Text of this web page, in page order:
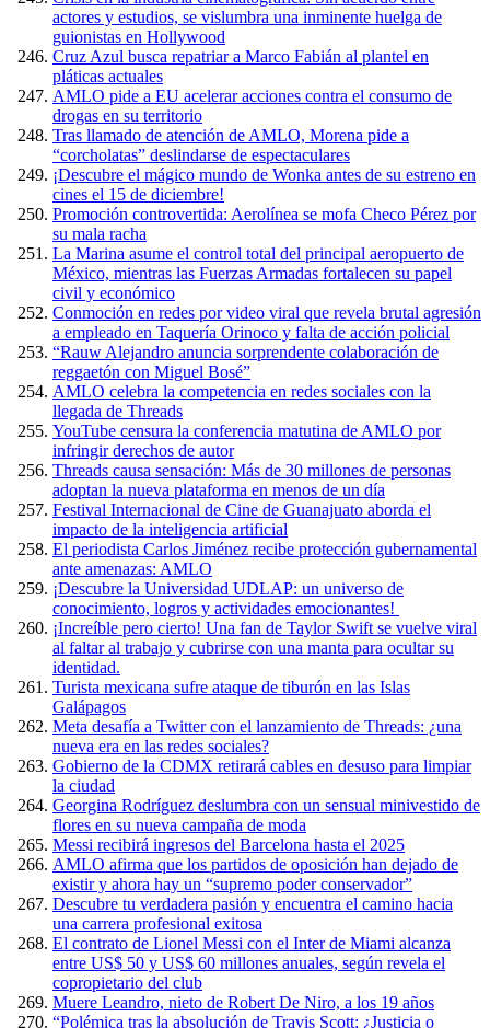
actores y estudios, se vislumbra una inminente huelga de
guionistas en Hollywood
Cruz Azul busca repatriar a Marco Fabián al plantel en
pláticas actuales
AMLO pide a EU acelerar acciones contra el consumo de
drogas en su territorio
Tras llamado de atención de AMLO, Morena pide a
“corcholatas” deslindarse de espectaculares
¡Descubre el mágico mundo de Wonka antes de su estreno en
cines el 15 de diciembre!
Promoción controvertida: Aerolínea se mofa Checo Pérez por
su mala racha
La Marina asume el control total del principal aeropuerto de
México, mientras las Fuerzas Armadas fortalecen su papel
civil y económico
Conmoción en redes por video viral que revela brutal agresión
a empleado en Taquería Orinoco y falta de acción policial
“Rauw Alejandro anuncia sorprendente colaboración de
reggaetón con Miguel Bosé”
AMLO celebra la competencia en redes sociales con la
llegada de Threads
YouTube censura la conferencia matutina de AMLO por
infringir derechos de autor
Threads causa sensación: Más de 30 millones de personas
adoptan la nueva plataforma en menos de un día
Festival Internacional de Cine de Guanajuato aborda el
impacto de la inteligencia artificial
El periodista Carlos Jiménez recibe protección gubernamental
ante amenazas: AMLO
¡Descubre la Universidad UDLAP: un universo de
conocimiento, logros y actividades emocionantes!
¡Increíble pero cierto! Una fan de Taylor Swift se vuelve viral
al faltar al trabajo y cubrirse con una manta para ocultar su
identidad.
Turista mexicana sufre ataque de tiburón en las Islas
Galápagos
Meta desafía a Twitter con el lanzamiento de Threads: ¿una
nueva era en las redes sociales?
Gobierno de la CDMX retirará cables en desuso para limpiar
la ciudad
Georgina Rodríguez deslumbra con un sensual minivestido de
flores en su nueva campaña de moda
Messi recibirá ingresos del Barcelona hasta el 2025
AMLO afirma que los partidos de oposición han dejado de
existir y ahora hay un “supremo poder conservador”
Descubre tu verdadera pasión y encuentra el camino hacia
una carrera profesional exitosa
El contrato de Lionel Messi con el Inter de Miami alcanza
entre US$ 50 y US$ 60 millones anuales, según revela el
copropietario del club
Muere Leandro, nieto de Robert De Niro, a los 19 años
“Polémica tras la absolución de Travis Scott: ¿Justicia o